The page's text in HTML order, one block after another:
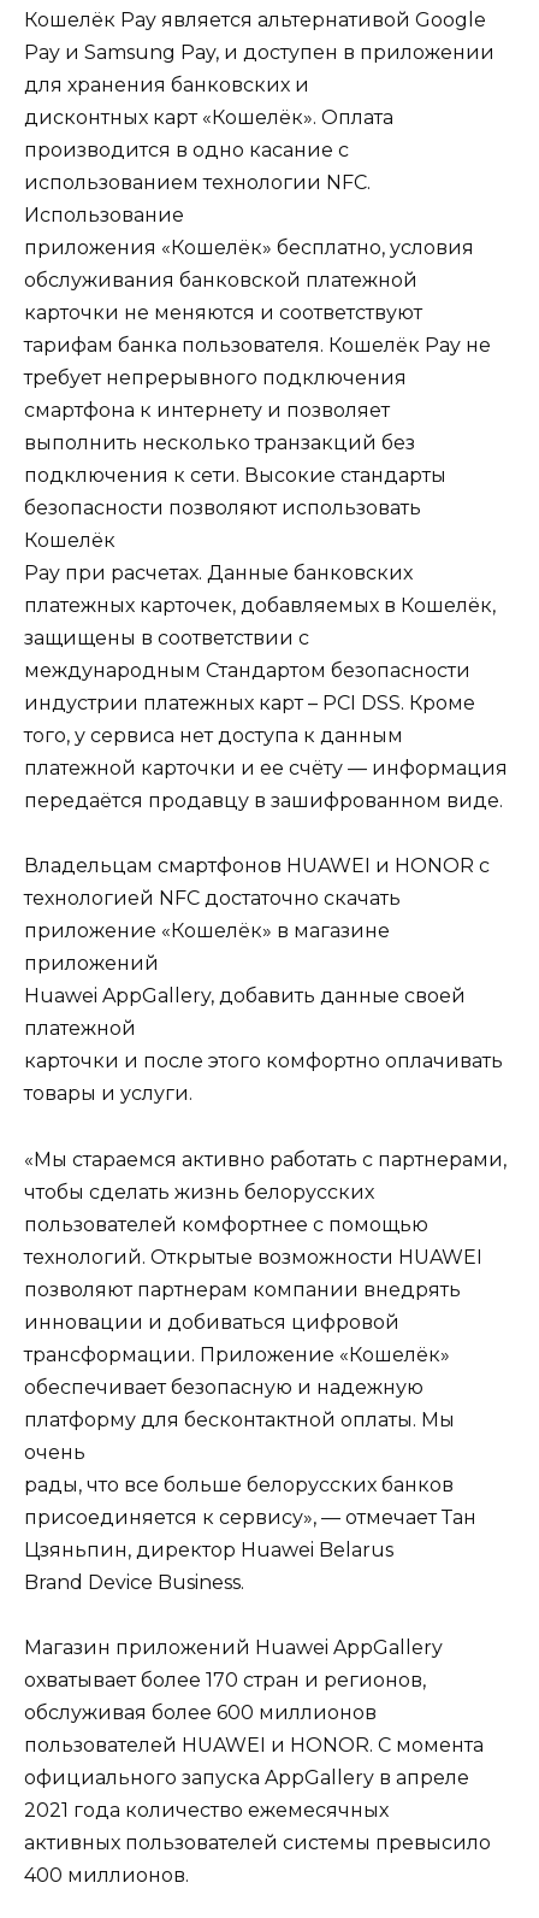
Кошелёк Pay является альтернативой Google
Pay и Samsung Pay, и доступен в приложении
для хранения банковских и
дисконтных карт «Кошелёк». Оплата
производится в одно касание с
использованием технологии NFC.
Использование
приложения «Кошелёк» бесплатно, условия
обслуживания банковской платежной
карточки не меняются и соответствуют
тарифам банка пользователя. Кошелёк Pay не
требует непрерывного подключения
смартфона к интернету и позволяет
выполнить несколько транзакций без
подключения к сети. Высокие стандарты
безопасности позволяют использовать
Кошелёк
Pay при расчетах. Данные банковских
платежных карточек, добавляемых в Кошелёк,
защищены в соответствии с
международным Стандартом безопасности
индустрии платежных карт – PCI DSS. Кроме
того, у сервиса нет доступа к данным
платежной карточки и ее счёту — информация
передаётся продавцу в зашифрованном виде.
Владельцам смартфонов HUAWEI и HONOR с
технологией NFC достаточно скачать
приложение «Кошелёк» в магазине
приложений
Huawei AppGallery, добавить данные своей
платежной
карточки и после этого комфортно оплачивать
товары и услуги.
«Мы стараемся активно работать с партнерами,
чтобы сделать жизнь белорусских
пользователей комфортнее с помощью
технологий. Открытые возможности HUAWEI
позволяют партнерам компании внедрять
инновации и добиваться цифровой
трансформации. Приложение «Кошелёк»
обеспечивает безопасную и надежную
платформу для бесконтактной оплаты. Мы
очень
рады, что все больше белорусских банков
присоединяется к сервису», — отмечает Тан
Цзяньпин, директор Huawei Belarus
Brand Device Business.
Магазин приложений Huawei AppGallery
охватывает более 170 стран и регионов,
обслуживая более 600 миллионов
пользователей HUAWEI и HONOR. C момента
официального запуска AppGallery в апреле
2021 года количество ежемесячных
активных пользователей системы превысило
400 миллионов.